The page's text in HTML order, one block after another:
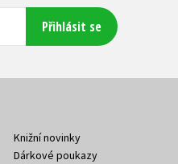
Přihlásit se
Knižní novinky
Dárkové poukazy